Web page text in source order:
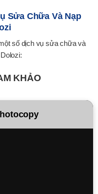
Sửa Chữa Và Nạp
số dịch vụ sửa chữa và
KHẢO